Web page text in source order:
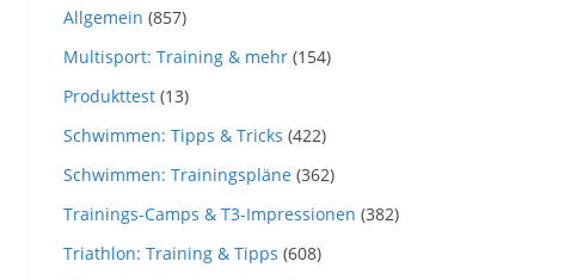
Allgemein (857)
Multisport: Training & mehr (154)
Produkttest (13)
Schwimmen: Tipps & Tricks (422)
Schwimmen: Trainingspläne (362)
Trainings-Camps & T3-Impressionen (382)
Triathlon: Training & Tipps (608)